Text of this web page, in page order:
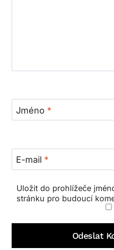
Jméno *
E-mail *
Uložit do prohlížeče
stránku pro budoucí